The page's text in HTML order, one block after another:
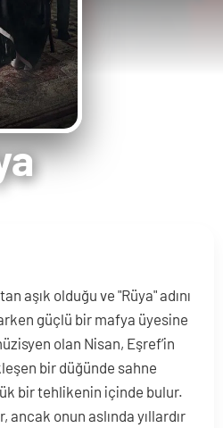
aşık olduğu ve "Rüya" adını
güçlü bir mafya üyesine
olan Nisan, Eşref’in
bir düğünde sahne
bir tehlikenin içinde bulur.
ancak onun aslında yıllardır